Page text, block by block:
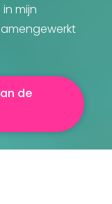
mijn
de